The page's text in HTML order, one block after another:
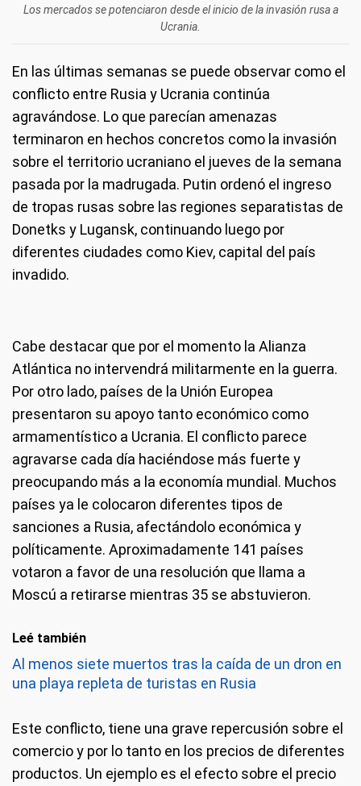
Los mercados se potenciaron desde el inicio de la invasión rusa a
Ucrania.
En las últimas semanas se puede observar como el
conflicto entre Rusia y Ucrania continúa
agravándose. Lo que parecían amenazas
terminaron en hechos concretos como la invasión
sobre el territorio ucraniano el jueves de la semana
pasada por la madrugada. Putin ordenó el ingreso
de tropas rusas sobre las regiones separatistas de
Donetks y Lugansk, continuando luego por
diferentes ciudades como Kiev, capital del país
invadido.
Cabe destacar que por el momento la Alianza
Atlántica no intervendrá militarmente en la guerra.
Por otro lado, países de la Unión Europea
presentaron su apoyo tanto económico como
armamentístico a Ucrania. El conflicto parece
agravarse cada día haciéndose más fuerte y
preocupando más a la economía mundial. Muchos
países ya le colocaron diferentes tipos de
sanciones a Rusia, afectándolo económica y
políticamente. Aproximadamente 141 países
votaron a favor de una resolución que llama a
Moscú a retirarse mientras 35 se abstuvieron.
Leé también
Al menos siete muertos tras la caída de un dron en
una playa repleta de turistas en Rusia
Este conflicto, tiene una grave repercusión sobre el
comercio y por lo tanto en los precios de diferentes
productos. Un ejemplo es el efecto sobre el precio